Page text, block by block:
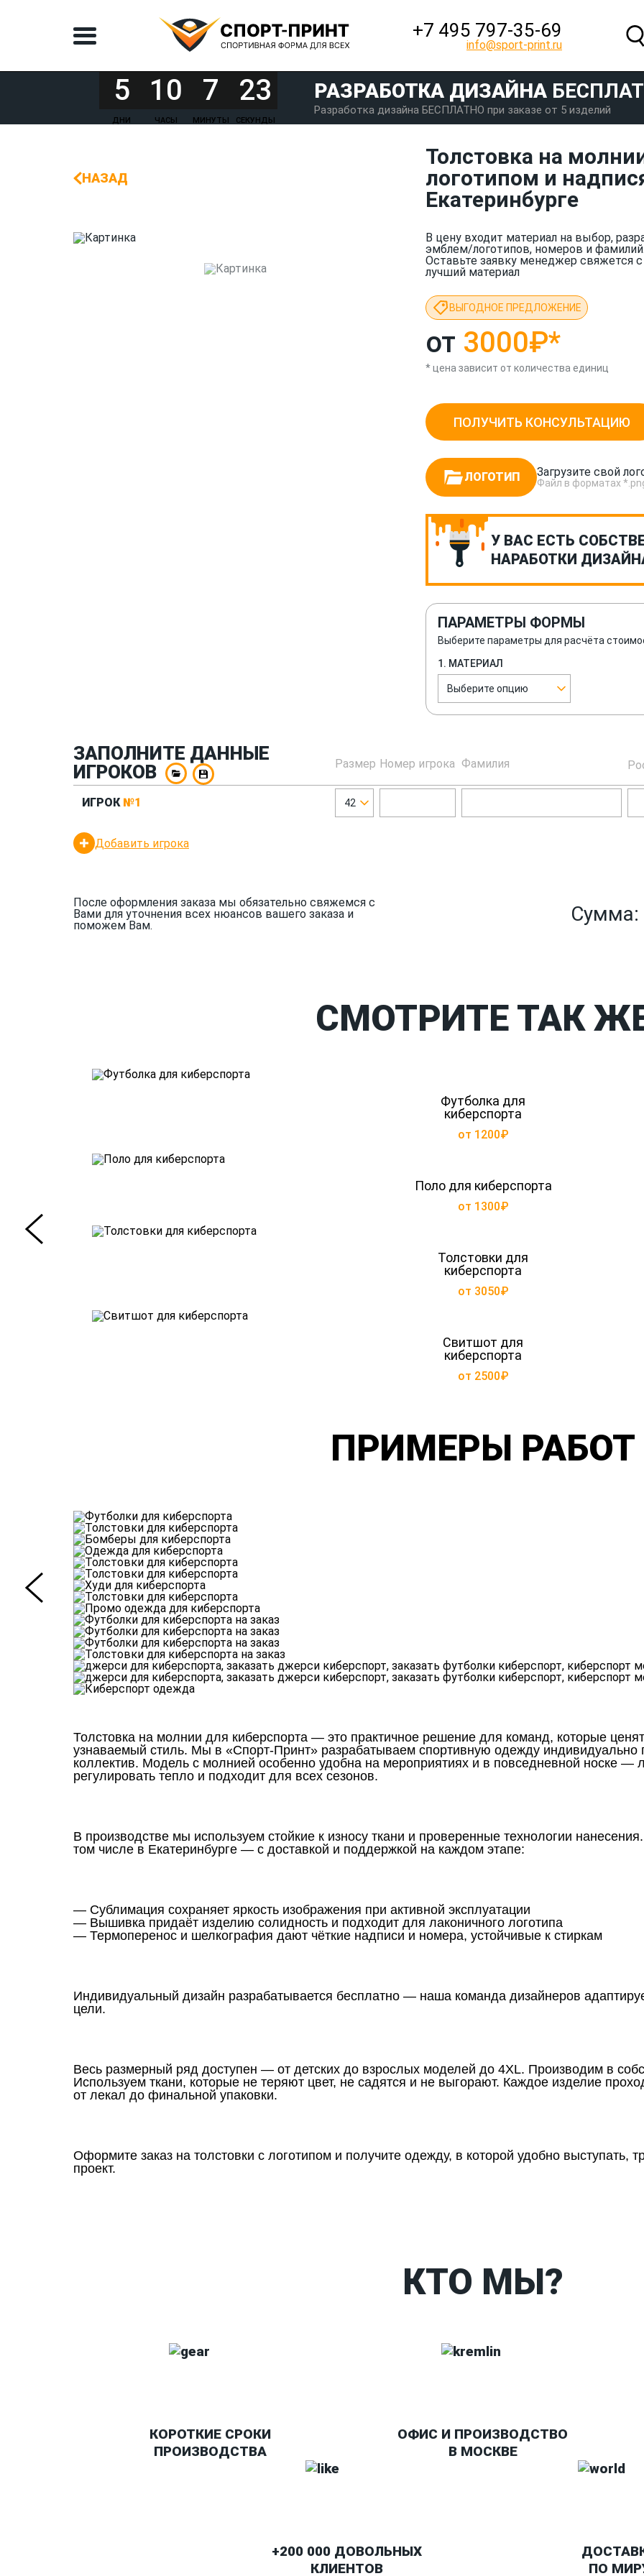
+7 495 797‑35-69
info@sport-print.ru
5
ДНИ
10
ЧАСЫ
7
МИНУТЫ
23
СЕКУНДЫ
РАЗРАБОТКА ДИЗАЙНА
Разработка дизайна БЕСПЛАТНО при заказе от 5 изделий
НАЗАД
Толстовка на
логотипом и
Екатеринбурге
В цену входит материал на выбор,
эмблем/логотипов, номеров и
Оставьте заявку менеджер свяжется
лучший материал
ВЫГОДНОЕ ПРЕДЛОЖЕНИЕ
от 3000₽*
* цена зависит от количества единиц
ПОЛУЧИТЬ КОНСУЛЬТАЦИЮ
ЛОГОТИП Загрузите свой
Файл в форматах
У ВАС ЕСТЬ
НАРАБОТКИ
ПАРАМЕТРЫ ФОРМЫ
Выберите параметры для расчёта
1. МАТЕРИАЛ
Выберите опцию
ЗАПОЛНИТЕ ДАННЫЕ
ИГРОКОВ
Размер Номер игрока Фамилия
ИГРОК №1 42
Добавить игрока
После оформления заказа мы обязательно свяжемся с
Вами для уточнения всех нюансов вашего заказа и
поможем Вам.
Сумма:
СМОТРИТЕ ТАК
Футболка для
киберспорта
от 1200₽
Поло для киберспорта
от 1300₽
Толстовки для
киберспорта
от 3050₽
Свитшот для
киберспорта
от 2500₽
ПРИМЕРЫ РАБОТ
Толстовка на молнии для киберспорта — это практичное решение для команд, которые
узнаваемый стиль. Мы в «Спорт-Принт» разрабатываем спортивную одежду
коллектив. Модель с молнией особенно удобна на мероприятиях и в повседневной носке —
регулировать тепло и подходит для всех сезонов.
В производстве мы используем стойкие к износу ткани и проверенные технологии
том числе в Екатеринбурге — с доставкой и поддержкой на каждом этапе:
— Сублимация сохраняет яркость изображения при активной эксплуатации
— Вышивка придаёт изделию солидность и подходит для лаконичного логотипа
— Термоперенос и шелкография дают чёткие надписи и номера, устойчивые к стиркам
Индивидуальный дизайн разрабатывается бесплатно — наша команда дизайнеров
цели.
Весь размерный ряд доступен — от детских до взрослых моделей до 4XL. Производим в
Используем ткани, которые не теряют цвет, не садятся и не выгорают. Каждое изделие
от лекал до финальной упаковки.
Оформите заказ на толстовки с логотипом и получите одежду, в которой удобно выступать,
проект.
КТО МЫ?
КОРОТКИЕ СРОКИ
ПРОИЗВОДСТВА
ОФИС И ПРОИЗВОДСТВО
В МОСКВЕ
+200 000 ДОВОЛЬНЫХ
КЛИЕНТОВ
ПО